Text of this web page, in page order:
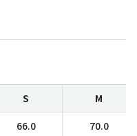
S
M
66.0
70.0